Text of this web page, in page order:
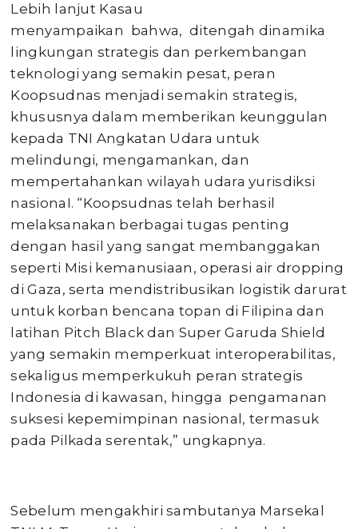
Lebih lanjut Kasau
menyampaikan bahwa, ditengah dinamika
lingkungan strategis dan perkembangan
teknologi yang semakin pesat, peran
Koopsudnas menjadi semakin strategis,
khususnya dalam memberikan keunggulan
kepada TNI Angkatan Udara untuk
melindungi, mengamankan, dan
mempertahankan wilayah udara yurisdiksi
nasionaI. “Koopsudnas telah berhasil
melaksanakan berbagai tugas penting
dengan hasil yang sangat membanggakan
seperti Misi kemanusiaan, operasi air dropping
di Gaza, serta mendistribusikan logistik darurat
untuk korban bencana topan di Filipina dan
latihan Pitch Black dan Super Garuda Shield
yang semakin memperkuat interoperabilitas,
sekaligus memperkukuh peran strategis
Indonesia di kawasan, hingga pengamanan
suksesi kepemimpinan nasional, termasuk
pada Pilkada serentak,” ungkapnya.
Sebelum mengakhiri sambutanya Marsekal